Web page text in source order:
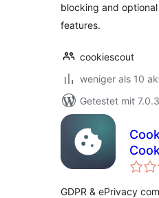
blocking and
features.
cookiescout
weniger als 10
Getestet mit 7.0.3
GDPR & ePrivacy